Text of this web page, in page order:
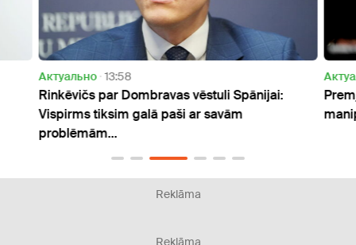
Актуально 13:58
Rinkēvičs par Dombravas vēstuli Spānijai:
Vispirms tiksim galā paši ar savām
problēmām...
Reklāma
Reklāma